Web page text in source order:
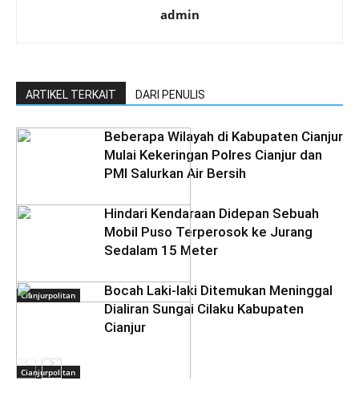
admin
ARTIKEL TERKAIT DARI PENULIS
Cianjurpolitan
Beberapa Wilayah di Kabupaten Cianjur
Mulai Kekeringan Polres Cianjur dan
PMI Salurkan Air Bersih
Cianjurpolitan
Hindari Kendaraan Didepan Sebuah
Mobil Puso Terperosok ke Jurang
Sedalam 15 Meter
Bocah Laki-laki Ditemukan Meninggal
Dialiran Sungai Cilaku Kabupaten
Cianjur